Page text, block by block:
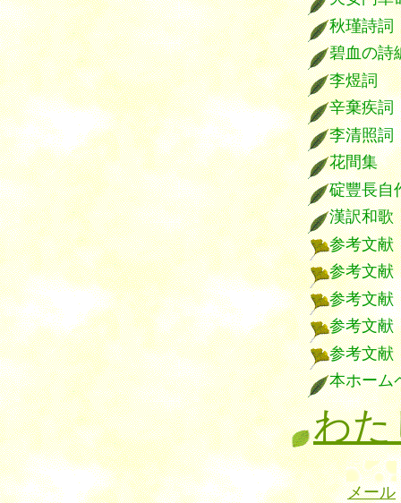
秋瑾詩詞
碧血の詩
李煜詞
辛棄疾詞
李清照詞
花間集
碇豐長自
漢訳和歌
参考文献
参考文献
参考文献
参考文献
参考文献
本ホーム
わ
メール